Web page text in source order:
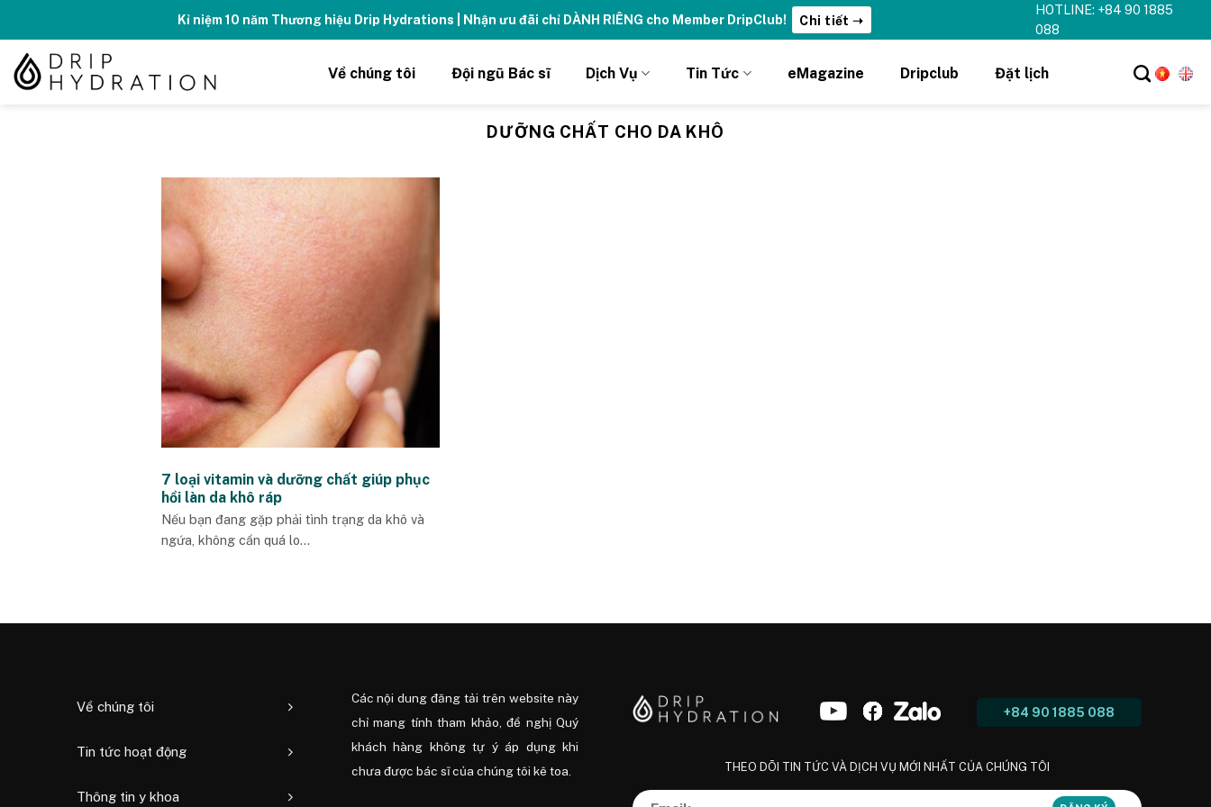
content
Kỉ niệm 10 năm Thương hiệu Drip Hydrations | Nhận ưu đãi chỉ DÀNH RIÊNG cho Member DripClub! Chi tiết ➝
HOTLINE: +84 90 1885
088
Về chúng tôi Đội ngũ Bác sĩ Dịch Vụ Tin Tức eMagazine Dripclub Đặt lịch
DƯỠNG CHẤT CHO DA KHÔ
7 loại vitamin và dưỡng chất giúp phục
hồi làn da khô ráp
Nếu bạn đang gặp phải tình trạng da khô và
ngứa, không cần quá lo...
Về chúng tôi
Tin tức hoạt động
Thông tin y khoa
Các nội dung đăng tải trên website này
chỉ mang tính tham khảo, đề nghị Quý
khách hàng không tự ý áp dụng khi
chưa được bác sĩ của chúng tôi kê toa.
+84 90 1885 088
THEO DÕI TIN TỨC VÀ DỊCH VỤ MỚI NHẤT CỦA CHÚNG TÔI